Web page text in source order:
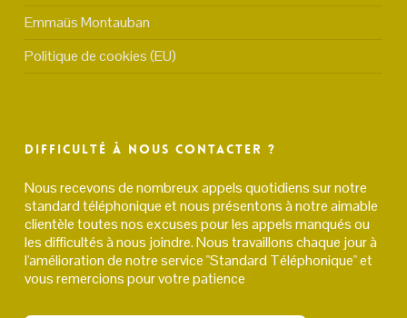
Emmaüs Montauban
Politique de cookies (EU)
Difficulté à nous contacter ?
Nous recevons de nombreux appels quotidiens sur notre
standard téléphonique et nous présentons à notre aimable
clientèle toutes nos excuses pour les appels manqués ou
les difficultés à nous joindre. Nous travaillons chaque jour à
l'amélioration de notre service "Standard Téléphonique" et
vous remercions pour votre patience